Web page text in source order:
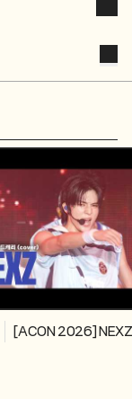
[ACON 2026]